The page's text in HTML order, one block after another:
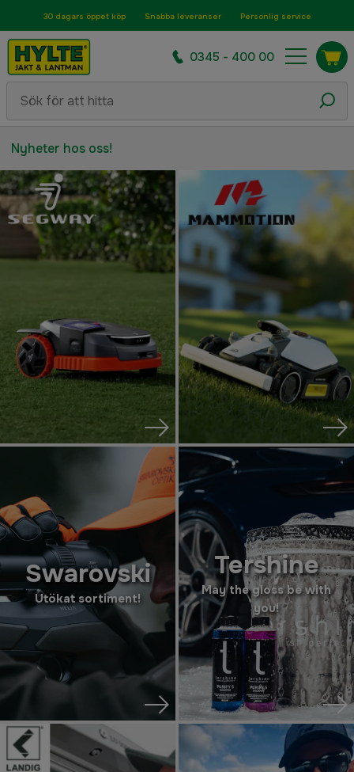
30 dagars öppet köp Snabba leveranser Personlig service
0345 - 400 00
Nyheter hos oss!
Swarovski
Utökat sortiment!
Tershine
May the gloss be with
you!